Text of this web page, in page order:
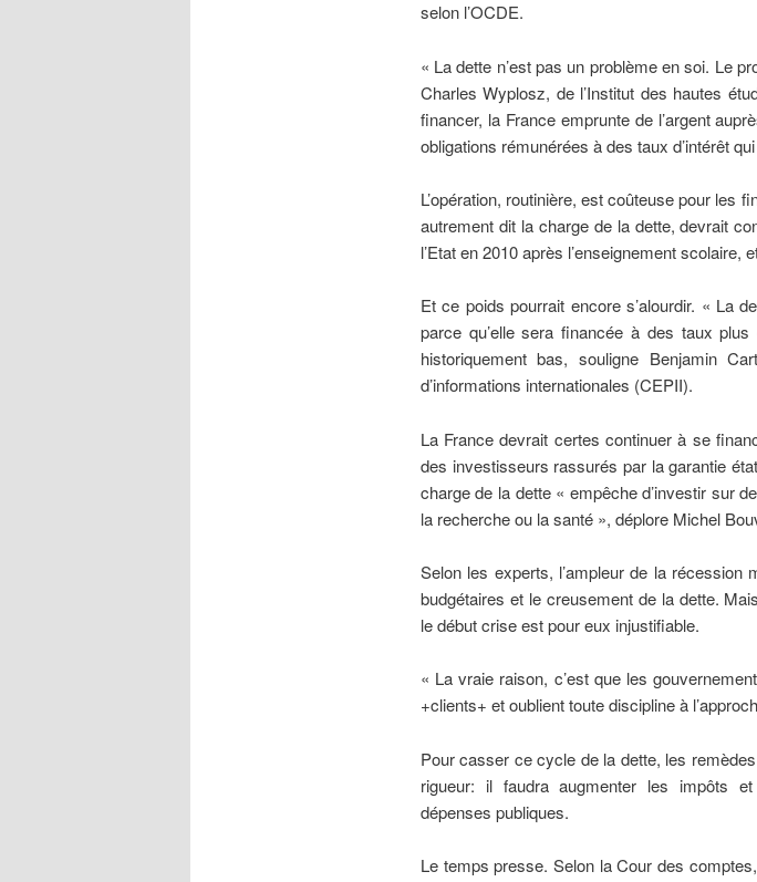
selon l’OCDE.
« La dette n’est pas un problème en soi. Le
Charles Wyplosz, de l’Institut des hautes
financer, la France emprunte de l’argent
obligations rémunérées à des taux d’intérêt
L’opération, routinière, est coûteuse pour les
autrement dit la charge de la dette, devrait
l’Etat en 2010 après l’enseignement scolaire,
Et ce poids pourrait encore s’alourdir. « La
parce qu’elle sera financée à des taux
historiquement bas, souligne Benjamin
d’informations internationales (CEPII).
La France devrait certes continuer à se
des investisseurs rassurés par la garantie
charge de la dette « empêche d’investir sur
la recherche ou la santé », déplore Michel
Selon les experts, l’ampleur de la
budgétaires et le creusement de la dette.
le début crise est pour eux injustifiable.
« La vraie raison, c’est que les
+clients+ et oublient toute discipline à
Pour casser ce cycle de la dette, les
rigueur: il faudra augmenter les impôts
dépenses publiques.
Le temps presse. Selon la Cour des